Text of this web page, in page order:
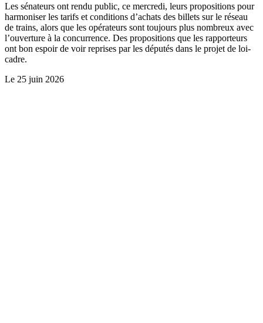
Les sénateurs ont rendu public, ce mercredi, leurs propositions pour
harmoniser les tarifs et conditions d’achats des billets sur le réseau
de trains, alors que les opérateurs sont toujours plus nombreux avec
l’ouverture à la concurrence. Des propositions que les rapporteurs
ont bon espoir de voir reprises par les députés dans le projet de loi-
cadre.
Le 25 juin 2026